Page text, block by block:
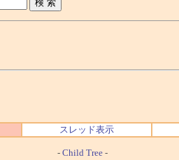
スレッド表示
- Child Tree -